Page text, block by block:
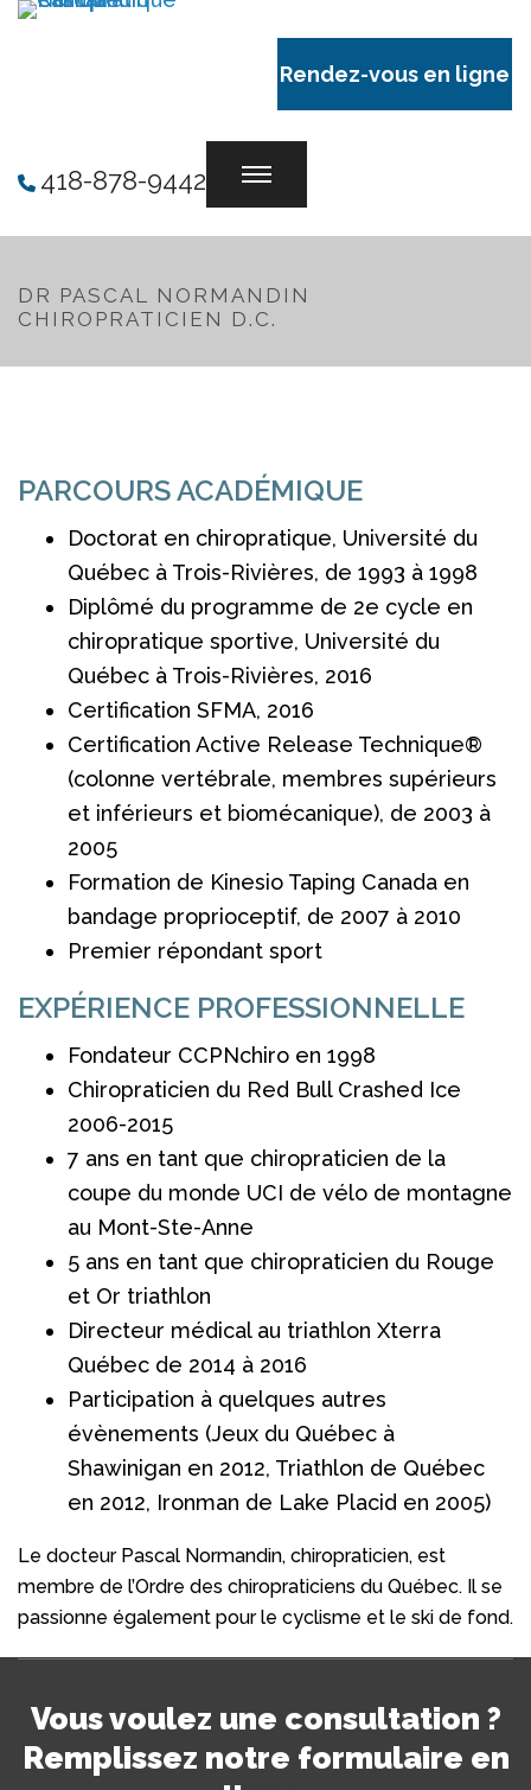
Rendez-vous en ligne
418-878-9442
DR PASCAL NORMANDIN
CHIROPRATICIEN D.C.
PARCOURS ACADÉMIQUE
Doctorat en chiropratique, Université du
Québec à Trois-Rivières, de 1993 à 1998
Diplômé du programme de 2e cycle en
chiropratique sportive, Université du
Québec à Trois-Rivières, 2016
Certification SFMA, 2016
Certification Active Release Technique®
(colonne vertébrale, membres supérieurs
et inférieurs et biomécanique), de 2003 à
2005
Formation de Kinesio Taping Canada en
bandage proprioceptif, de 2007 à 2010
Premier répondant sport
EXPÉRIENCE PROFESSIONNELLE
Fondateur CCPNchiro en 1998
Chiropraticien du Red Bull Crashed Ice
2006-2015
7 ans en tant que chiropraticien de la
coupe du monde UCI de vélo de montagne
au Mont-Ste-Anne
5 ans en tant que chiropraticien du Rouge
et Or triathlon
Directeur médical au triathlon Xterra
Québec de 2014 à 2016
Participation à quelques autres
évènements (Jeux du Québec à
Shawinigan en 2012, Triathlon de Québec
en 2012, Ironman de Lake Placid en 2005)
Le docteur Pascal Normandin, chiropraticien, est
membre de l’Ordre des chiropraticiens du Québec. Il se
passionne également pour le cyclisme et le ski de fond.
Vous voulez une consultation ?
Remplissez notre formulaire en